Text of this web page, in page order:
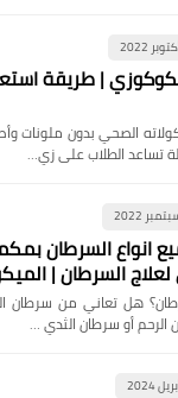
| طريقة
الصحي بدون ملونات
تساعد الطلاب على زي…
السرطان |
هل تعاني من سرطان
أو سرطان الثدي …